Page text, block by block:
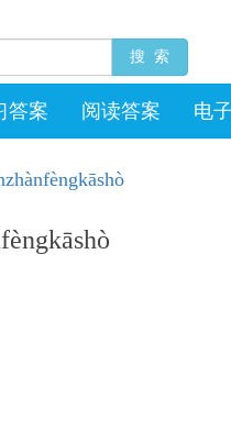
搜 索
答案 阅读答案 电